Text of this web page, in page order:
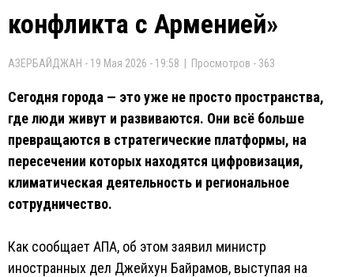
конфликта с Арменией»
АЗЕРБАЙДЖАН - 19 Мая 2026 - 19:58 | Просмотров - 363
Сегодня города — это уже не просто пространства,
где люди живут и развиваются. Они всё больше
превращаются в стратегические платформы, на
пересечении которых находятся цифровизация,
климатическая деятельность и региональное
сотрудничество.
Как сообщает AПA, об этом заявил министр
иностранных дел Джейхун Байрамов, выступая на